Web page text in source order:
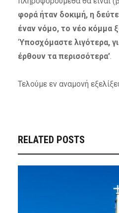
φορά ήταν δοκιμή, η
έναν νόμο, το νέο κόμμα
‘Υποσχόμαστε λιγότερα,
έρθουν τα περισσότερα’.
Τελούμε εν αναμονή
RELATED POSTS